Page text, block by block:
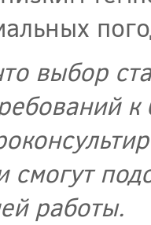
выбор
смогут
работы.